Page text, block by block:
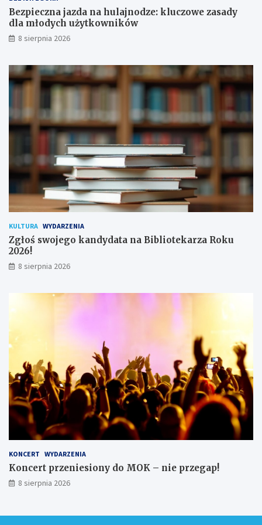
p
o
d
p
a
n
!
d
l
a
m
d
y
h
u
ż
o
n
i
ó
w
Bezpieczna jazda na hulajnodze: kluczowe zasady
dla młodych użytkowników
8 sierpnia 2026
KULTURA WYDARZENIA
Zgłoś swojego kandydata na Bibliotekarza Roku
2026!
8 sierpnia 2026
KONCERT WYDARZENIA
Koncert przeniesiony do MOK – nie przegap!
8 sierpnia 2026